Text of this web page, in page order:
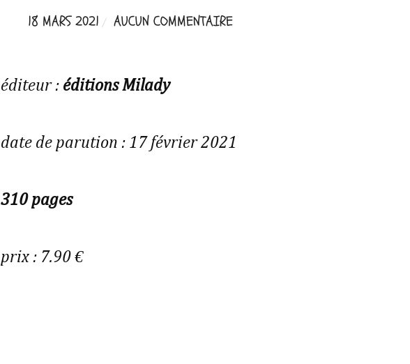
18 MARS 2021 AUCUN COMMENTAIRE
éditeur : éditions Milady
date de parution : 17 février 2021
310 pages
prix : 7.90 €